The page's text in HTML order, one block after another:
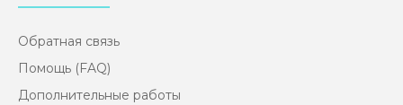
Обратная связь
Помощь (FAQ)
Дополнительные работы